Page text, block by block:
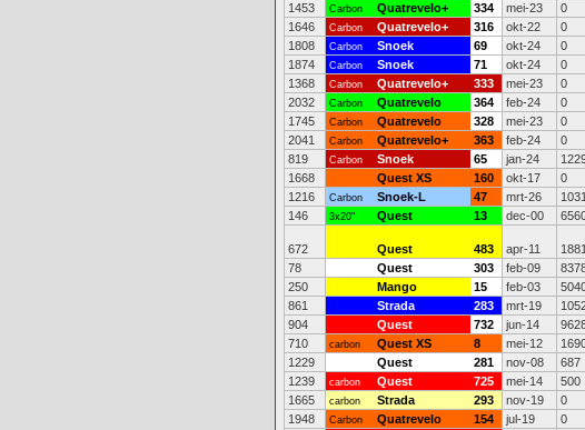
1453
Carbon Quatrevelo+ 334 mei-23 0
1646
Carbon Quatrevelo+ 316 okt-22 0
1808
Carbon Snoek 69 okt-24 0
1874
Carbon Snoek 71 okt-24 0
1368
Carbon Quatrevelo+ 333 mei-23 0
2032
Carbon Quatrevelo 364 feb-24 0
1745
Carbon Quatrevelo 328 mei-23 0
2041
Carbon Quatrevelo+ 363 feb-24 0
819
Carbon Snoek 65 jan-24
1668
Quest XS 160 okt-17 0
1216
Carbon Snoek-L 47 mrt-26 1031
146
3x20" Quest 13 dec-00
672 Quest 483 apr-11
78
Quest 303 feb-09
250
Mango 15 feb-03
861
Strada 283 mrt-19
904
Quest 732 jun-14
710
carbon Quest XS 8 mei-12
1229
Quest 281 nov-08 687
1239
carbon Quest 725 mei-14 500
1665
carbon Strada 293 nov-19 0
1948
Carbon Quatrevelo 154 jul-19 0